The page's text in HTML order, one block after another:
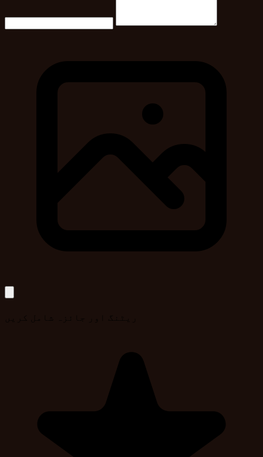
ریٹنگ اور جائزہ شامل کریں